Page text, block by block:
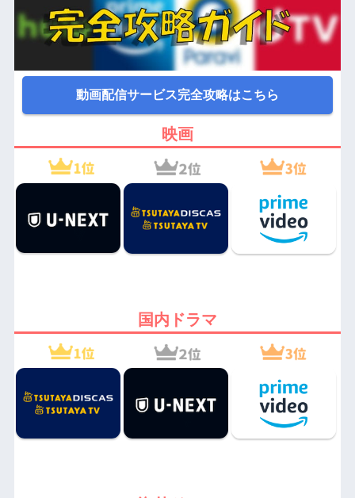
動画配信サービス完全攻略はこちら
映画
国内ドラマ